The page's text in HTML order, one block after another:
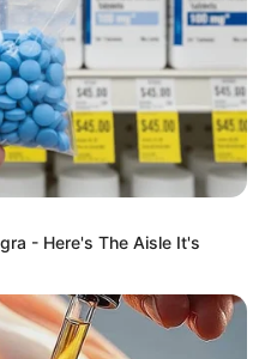
สิงหาคม – 22 กันยายน)
สำหรับชาวกันย์ ชาวกันย์จะ
ละเอียดทุกขั้นตอนเพื่อให้
ะทับใจของตัวเองและคนรัก
คนที่มีอารมณ์หรือความรู้สึก
าจจะรู้สึกอาย ดังนั้นชาว
มรู้สึกให้เกิดขึ้น และหลัง
อย่างดี ชาวราศีกันย์เป็นคน
อยู่ไกลหูไกลตา
- Here's The Aisle It's